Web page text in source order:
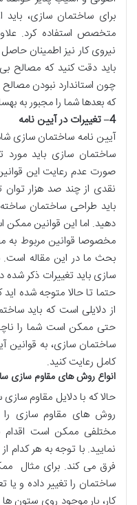
برای ساختمان سازی، باید
متخصص استفاده کرد.
نیروی کار نیز اطمینان
باید دقت کنید که مصالح
چون استاندارد نبودن مصالح
که بعدها شما را مجبور به
4
–تغییرات در آیین نامه
آیین نامه ساختمان سازی
ساختمان سازی باید مورد
صورت عدم رعایت این
نقدی از چند صد هزار
باید طراحی ساختمان
دهید. اما این قوانین
مخصوصا قوانین مربوط به
بحث ما در این مقاله است.
سازی باید تغییرات ذکر شده
حتما تا حالا متوجه شده
از دلایلی است که باید
حتی ممکن است شما را
ساختمان سازی، به قوانین
کامل رعایت کنید.
انواع روش های مقاوم سازی
حالا که با دلایل مقاوم
روش های مقاوم سازی را
مختلفی ممکن است اقدام
نمایید. با توجه به هر کدام
فرق می کند. برای مثال
ساختمان را تغییر داده و یا
کار، بار موجود روی ستون